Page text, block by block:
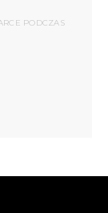
PODCZAS